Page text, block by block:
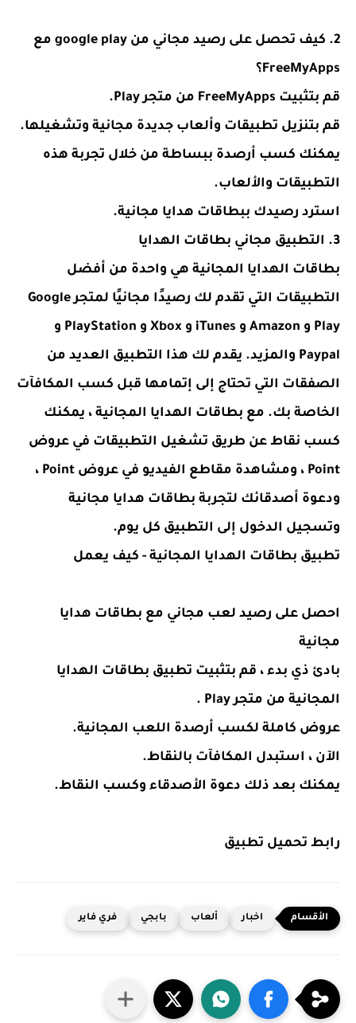
2. كيف تحصل على رصيد مجاني من google play مع
FreeMyApps؟
قم بتثبيت FreeMyApps من متجر Play.
قم بتنزيل تطبيقات وألعاب جديدة مجانية وتشغيلها.
يمكنك كسب أرصدة ببساطة من خلال تجربة هذه
التطبيقات والألعاب.
استرد رصيدك ببطاقات هدايا مجانية.
3. التطبيق مجاني بطاقات الهدايا
بطاقات الهدايا المجانية هي واحدة من أفضل
التطبيقات التي تقدم لك رصيدًا مجانيًا لمتجر Google
Play و Amazon و iTunes و Xbox و PlayStation و
Paypal والمزيد. يقدم لك هذا التطبيق العديد من
الصفقات التي تحتاج إلى إتمامها قبل كسب المكافآت
الخاصة بك. مع بطاقات الهدايا المجانية ، يمكنك
كسب نقاط عن طريق تشغيل التطبيقات في عروض
Point ، ومشاهدة مقاطع الفيديو في عروض Point ،
ودعوة أصدقائك لتجربة بطاقات هدايا مجانية
وتسجيل الدخول إلى التطبيق كل يوم.
تطبيق بطاقات الهدايا المجانية - كيف يعمل
احصل على رصيد لعب مجاني مع بطاقات هدايا
مجانية
بادئ ذي بدء ، قم بتثبيت تطبيق بطاقات الهدايا
المجانية من متجر Play .
عروض كاملة لكسب أرصدة اللعب المجانية.
الآن ، استبدل المكافآت بالنقاط.
يمكنك بعد ذلك دعوة الأصدقاء وكسب النقاط.
رابط تحميل تطبيق
اخبار ألعاب بابجي فري فاير